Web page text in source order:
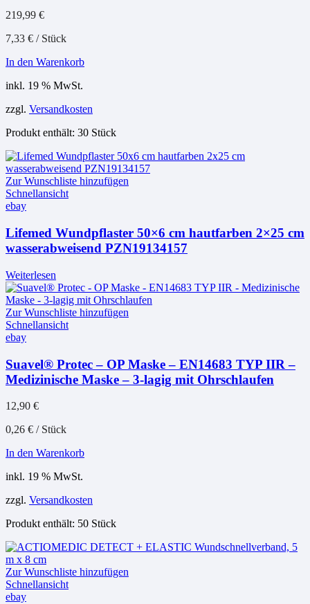
219,99 €
7,33 € / Stück
In den Warenkorb
inkl. 19 % MwSt.
zzgl. Versandkosten
Produkt enthält: 30 Stück
Zur Wunschliste hinzufügen
Schnellansicht
ebay
Lifemed Wundpflaster 50×6 cm hautfarben 2×25 cm
wasserabweisend PZN19134157
Weiterlesen
Zur Wunschliste hinzufügen
Schnellansicht
ebay
Suavel® Protec – OP Maske – EN14683 TYP IIR –
Medizinische Maske – 3-lagig mit Ohrschlaufen
12,90 €
0,26 € / Stück
In den Warenkorb
inkl. 19 % MwSt.
zzgl. Versandkosten
Produkt enthält: 50 Stück
Zur Wunschliste hinzufügen
Schnellansicht
ebay